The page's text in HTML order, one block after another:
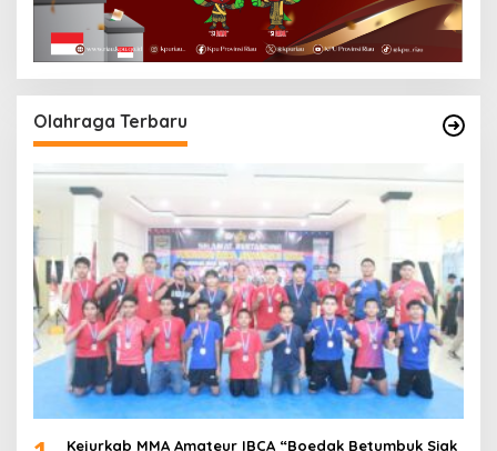
Olahraga Terbaru
Kejurkab MMA Amateur IBCA “Boedak Betumbuk Siak